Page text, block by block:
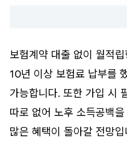
보험계약 대출 없이 월적
10년 이상 보험료 납부를
가능합니다. 또한 가입 시
따로 없어 노후 소득공백
많은 혜택이 돌아갈 전망입